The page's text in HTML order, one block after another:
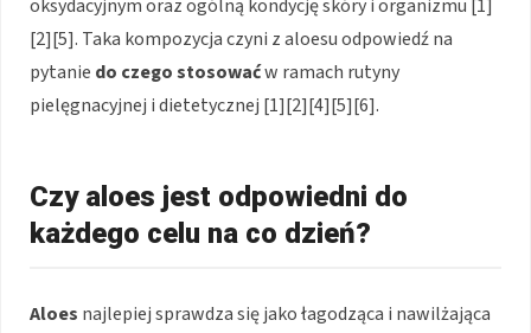
oksydacyjnym oraz ogólną kondycję skóry i organizmu [1]
[2][5]. Taka kompozycja czyni z aloesu odpowiedź na
pytanie do czego stosowaćw ramach rutyny
pielęgnacyjnej i dietetycznej [1][2][4][5][6].
Czy aloes jest odpowiedni do
każdego celu na co dzień?
Aloes najlepiej sprawdza się jako łagodząca i nawilżająca